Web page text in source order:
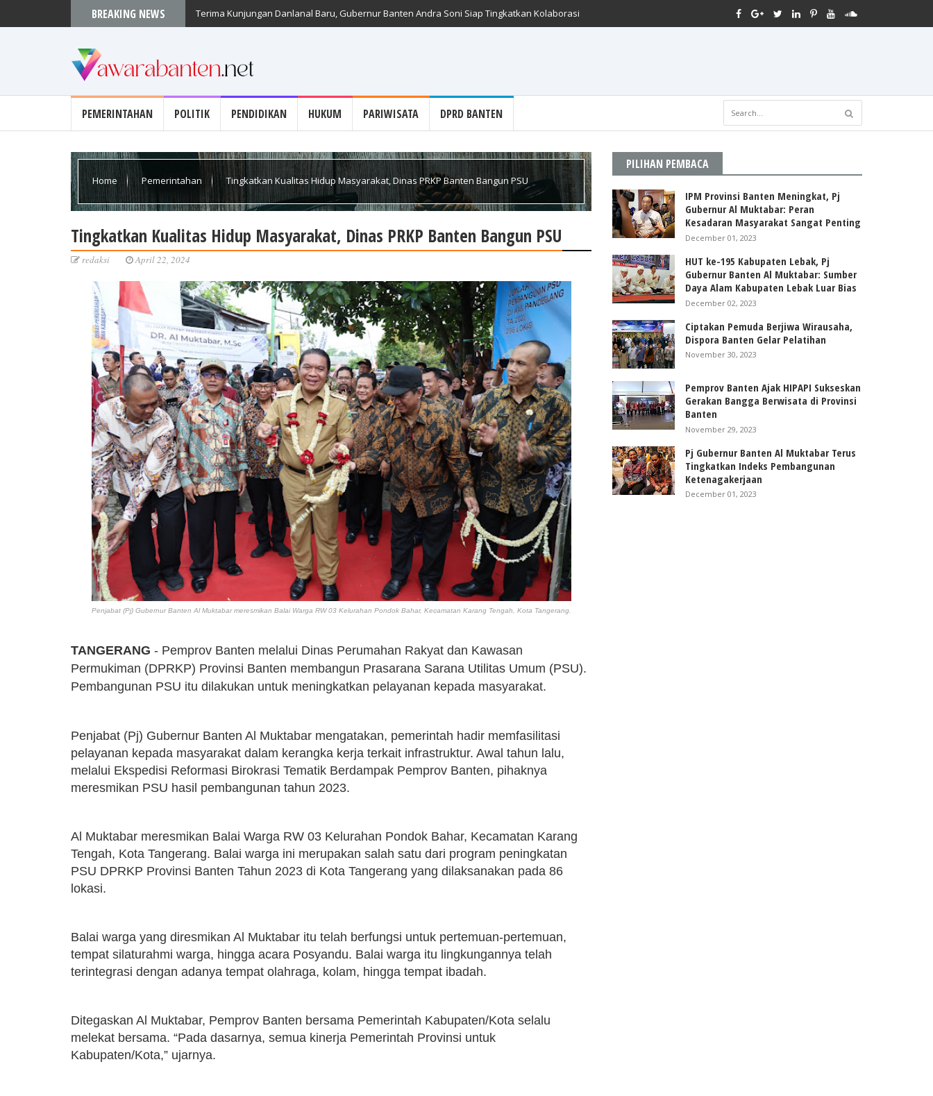
BREAKING NEWS Terima Kunjungan Danlanal Baru, Gubernur Banten Andra Soni Siap Tingkatkan Kolaborasi
PEMERINTAHAN POLITIK PENDIDIKAN HUKUM PARIWISATA DPRD BANTEN
Home Pemerintahan Tingkatkan Kualitas Hidup Masyarakat, Dinas PRKP Banten Bangun PSU
Tingkatkan Kualitas Hidup Masyarakat, Dinas PRKP Banten Bangun PSU
redaksi April 22, 2024
Penjabat (Pj) Gubernur Banten Al Muktabarmeresmikan Balai Warga RW 03 Kelurahan Pondok Bahar, Kecamatan Karang Tengah, Kota Tangerang.
TANGERANG - Pemprov Banten melalui Dinas Perumahan Rakyat dan Kawasan
Permukiman (DPRKP) Provinsi Banten membangun Prasarana Sarana Utilitas Umum (PSU).
Pembangunan PSU itu dilakukan untuk meningkatkan pelayanan kepada masyarakat.
Penjabat (Pj) Gubernur Banten Al Muktabar mengatakan, pemerintah hadir memfasilitasi
pelayanan kepada masyarakat dalam kerangka kerja terkait infrastruktur. Awal tahun lalu,
melalui Ekspedisi Reformasi Birokrasi Tematik Berdampak Pemprov Banten, pihaknya
meresmikan PSU hasil pembangunan tahun 2023.
Al Muktabar meresmikan Balai Warga RW 03 Kelurahan Pondok Bahar, Kecamatan Karang
Tengah, Kota Tangerang. Balai warga ini merupakan salah satu dari program peningkatan
PSU DPRKP Provinsi Banten Tahun 2023 di Kota Tangerang yang dilaksanakan pada 86
lokasi.
Balai warga yang diresmikan Al Muktabar itu telah berfungsi untuk pertemuan-pertemuan,
tempat silaturahmi warga, hingga acara Posyandu. Balai warga itu lingkungannya telah
terintegrasi dengan adanya tempat olahraga, kolam, hingga tempat ibadah.
Ditegaskan Al Muktabar, Pemprov Banten bersama Pemerintah Kabupaten/Kota selalu
melekat bersama. “Pada dasarnya, semua kinerja Pemerintah Provinsi untuk
Kabupaten/Kota,” ujarnya.
PILIHAN PEMBACA
IPM Provinsi Banten Meningkat, Pj
Gubernur Al Muktabar: Peran
Kesadaran Masyarakat Sangat Penting
December 01, 2023
HUT ke-195 Kabupaten Lebak, Pj
Gubernur Banten Al Muktabar: Sumber
Daya Alam Kabupaten Lebak Luar Bias
December 02, 2023
Ciptakan Pemuda Berjiwa Wirausaha,
Dispora Banten Gelar Pelatihan
November 30, 2023
Pemprov Banten Ajak HIPAPI Sukseskan
Gerakan Bangga Berwisata di Provinsi
Banten
November 29, 2023
Pj Gubernur Banten Al Muktabar Terus
Tingkatkan Indeks Pembangunan
Ketenagakerjaan
December 01, 2023